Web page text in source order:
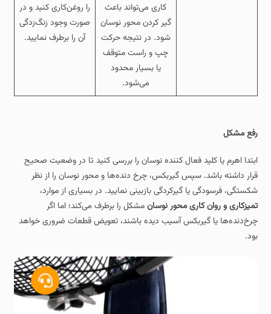
کاری می‌تواند باعث
گیر کردن محور نوسان
شود. در نتیجه حرکت
چپ و راست متوقف
یا بسیار محدود
می‌شود.
را روغن‌کاری کنید و در
صورت وجود زنگ‌زدگی
آن را برطرف نمایید.
رفع مشکل
ابتدا اهرم یا کلید فعال‌ کننده نوسان را بررسی کنید تا در وضعیت صحیح
قرار داشته باشد. سپس گیربکس، چرخ‌ دنده‌ها و محور نوسان را از نظر
شکستگی، فرسودگی یا گیرکردگی بازبینی نمایید. در بسیاری از موارد،
تمیزکاری و روان‌ کاری محور نوسانمشکل را برطرف می‌کند؛ اما اگر
چرخ‌دنده‌ها یا گیربکس آسیب دیده باشند، تعویض قطعات ضروری خواهد
بود.